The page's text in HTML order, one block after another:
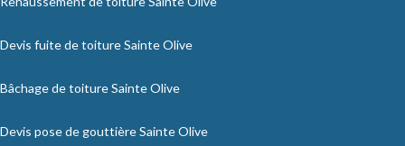
Devis fuite de toiture Sainte Olive
Bâchage de toiture Sainte Olive
Devis pose de gouttière Sainte Olive